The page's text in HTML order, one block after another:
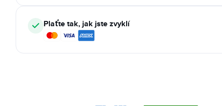
Plaťte tak, jak jste zvyklí